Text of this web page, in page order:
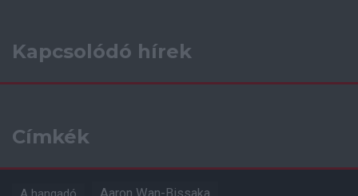
Kapcsolódó hírek
Címkék